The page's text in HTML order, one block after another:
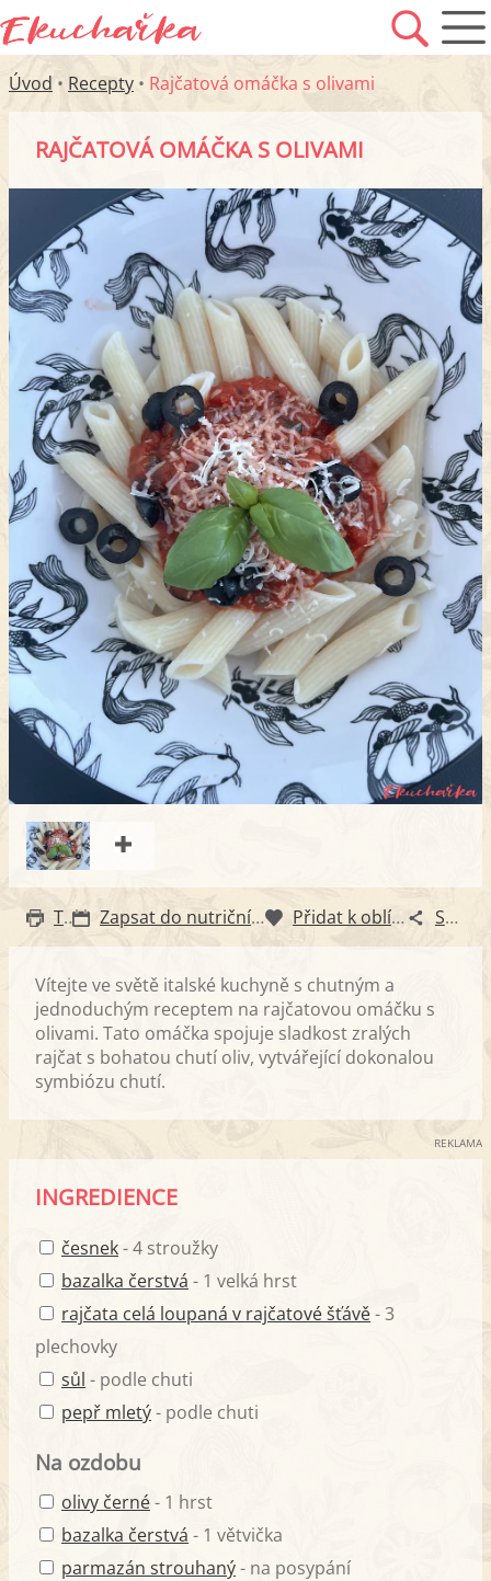
Úvod • Recepty • Rajčatová omáčka s olivami
RAJČATOVÁ OMÁČKA S OLIVAMI
Tisk Zapsat do nutričního diáře Přidat k oblíbeným Sdílet
Vítejte ve světě italské kuchyně s chutným a
jednoduchým receptem na rajčatovou omáčku s
olivami. Tato omáčka spojuje sladkost zralých
rajčat s bohatou chutí oliv, vytvářející dokonalou
symbiózu chutí.
REKLAMA
INGREDIENCE
česnek- 4 stroužky
bazalka čerstvá - 1 velká hrst
rajčata celá loupaná v rajčatové šťávě- 3
plechovky
sůl - podle chuti
pepř mletý- podle chuti
Na ozdobu
olivy černé- 1 hrst
bazalka čerstvá - 1 větvička
parmazán strouhaný- na posypání